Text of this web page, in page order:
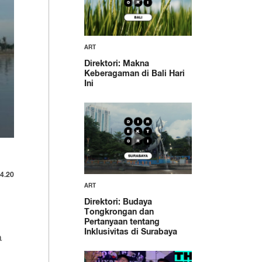
ART
Direktori: Makna
Keberagaman di Bali Hari
Ini
ART
Direktori: Budaya
Tongkrongan dan
Pertanyaan tentang
Inklusivitas di Surabaya